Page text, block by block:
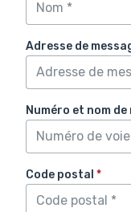
Adresse de
Numéro et nom de
Code postal *